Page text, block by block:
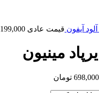
آیفون قیمت عادی 199,000
مینیون
698,000 تومان